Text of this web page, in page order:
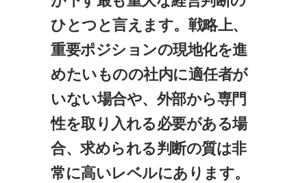
ひとつと言えます。戦略上、
重要ポジションの現地化を進
めたいものの社内に適任者が
いない場合や、外部から専門
性を取り入れる必要がある場
合、求められる判断の質は非
常に高いレベルにあります。